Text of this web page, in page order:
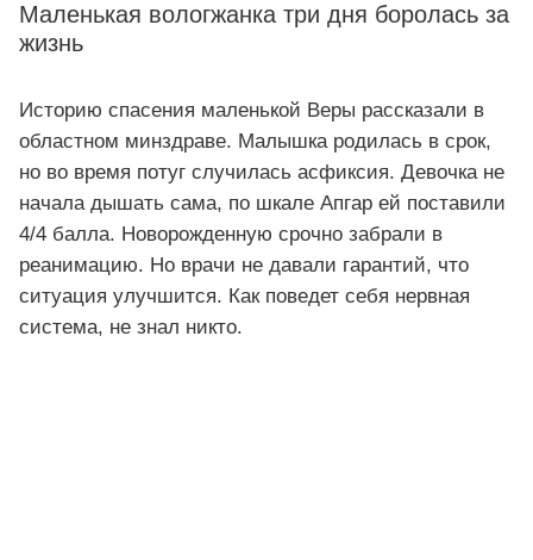
Маленькая вологжанка три дня боролась за
жизнь
Историю спасения маленькой Веры рассказали в
областном минздраве. Малышка родилась в срок,
но во время потуг случилась асфиксия. Девочка не
начала дышать сама, по шкале Апгар ей поставили
4/4 балла. Новорожденную срочно забрали в
реанимацию. Но врачи не давали гарантий, что
ситуация улучшится. Как поведет себя нервная
система, не знал никто.